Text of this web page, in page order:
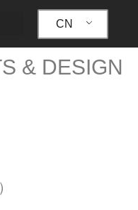
CN
& DESIGN